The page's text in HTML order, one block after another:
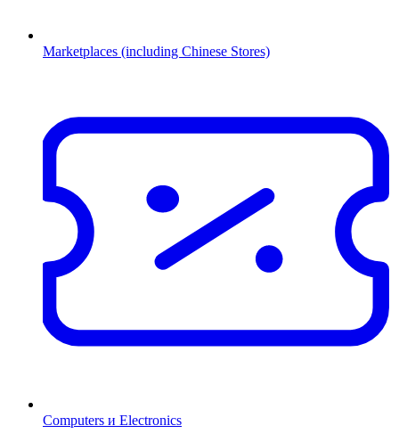
Marketplaces (including Chinese Stores)
Computers и Electronics